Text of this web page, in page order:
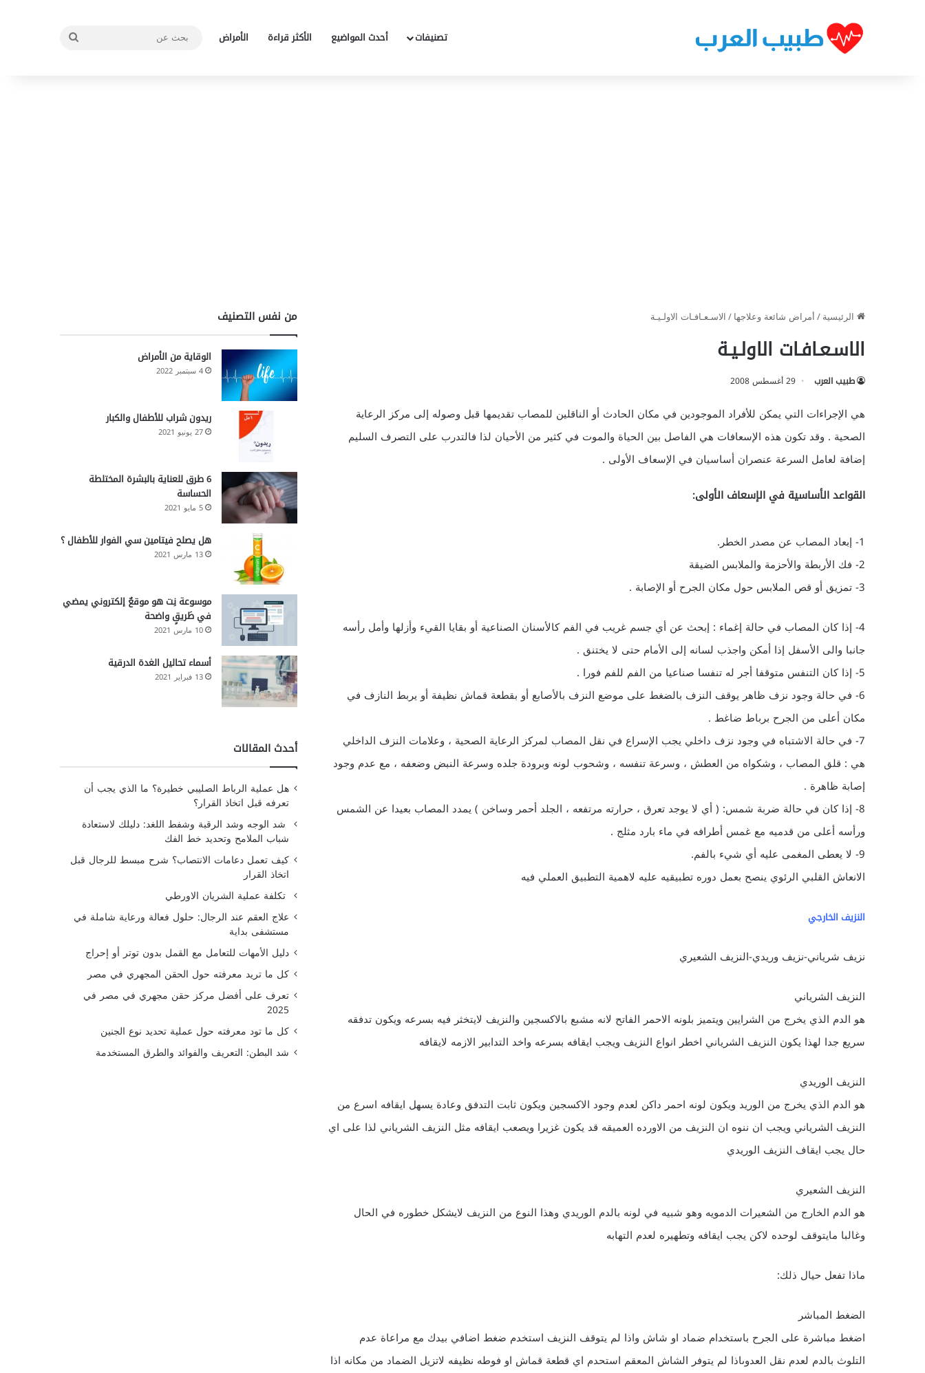
تصنيفات أحدث المواضيع الأكثر قراءة الأمراض
الرئيسية/أمراض شائعة وعلاجها/الاسـعـافـات الاولـيـة
الاسـعـافـات الاولـيـة
طبيب العرب 29 أغسطس 2008
هي الإجراءات التي يمكن للأفراد الموجودين في مكان الحادث أو الناقلين للمصاب تقديمها قبل وصوله إلى مركز الرعاية
الصحية . وقد تكون هذه الإسعافات هي الفاصل بين الحياة والموت في كثير من الأحيان لذا فالتدرب على التصرف السليم
إضافة لعامل السرعة عنصران أساسيان في الإسعاف الأولى .
القواعد الأساسية في الإسعاف الأولى:
1- إبعاد المصاب عن مصدر الخطر.
2- فك الأربطة والأحزمة والملابس الضيقة
3- تمزيق أو قص الملابس حول مكان الجرح أو الإصابة .
4- إذا كان المصاب في حالة إغماء : إبحث عن أي جسم غريب في الفم كالأسنان الصناعية أو بقايا القيء وأزلها وأمل رأسه
جانبا والى الأسفل إذا أمكن واجذب لسانه إلى الأمام حتى لا يختنق .
5- إذا كان التنفس متوقفا أجر له تنفسا صناعيا من الفم للفم فورا .
6- في حالة وجود نزف ظاهر يوقف النزف بالضغط على موضع النزف بالأصابع أو بقطعة قماش نظيفة أو يربط النازف في
مكان أعلى من الجرح برباط ضاغط .
7- في حالة الاشتباه في وجود نزف داخلي يجب الإسراع في نقل المصاب لمركز الرعاية الصحية ، وعلامات النزف الداخلي
هي : قلق المصاب ، وشكواه من العطش ، وسرعة تنفسه ، وشحوب لونه وبرودة جلده وسرعة النبض وضعفه ، مع عدم وجود
إصابة ظاهرة .
8- إذا كان في حالة ضربة شمس: ( أي لا يوجد تعرق ، حرارته مرتفعه ، الجلد أحمر وساخن ) يمدد المصاب بعيدا عن الشمس
ورأسه أعلى من قدميه مع غمس أطرافه في ماء بارد مثلج .
9- لا يعطى المغمى عليه أي شيء بالفم.
الانعاش القلبي الرئوي ينصح بعمل دوره تطبيقيه عليه لاهمية التطبيق العملي فيه
النزيف الخارجي
نزيف شرياني-نزيف وريدي-النزيف الشعيري
النزيف الشرياني
هو الدم الذي يخرج من الشرايين ويتميز بلونه الاحمر الفاتح لانه مشبع بالاكسجين والنزيف لايتخثر فيه بسرعه ويكون تدفقه
سريع جدا لهذا يكون النزيف الشرياني اخطر انواع النزيف ويجب ايقافه بسرعه واخد التدابير الازمه لايقافه
النزيف الوريدي
هو الدم الذي يخرج من الوريد ويكون لونه احمر داكن لعدم وجود الاكسجين ويكون ثابت التدفق وعادة يسهل ايقافه اسرع من
النزيف الشرياني ويجب ان ننوه ان النزيف من الاورده العميقه قد يكون غزيرا ويصعب ايقافه مثل النزيف الشرياني لذا على اي
حال يجب ايقاف النزيف الوريدي
النزيف الشعيري
هو الدم الخارج من الشعيرات الدمويه وهو شبيه في لونه بالدم الوريدي وهذا النوع من النزيف لايشكل خطوره في الحال
وغالبا مايتوقف لوحده لاكن يجب ايقافه وتطهيره لعدم التهابه
ماذا تفعل حيال ذلك:
الضغط المباشر
اضغط مباشرة على الجرح باستخدام ضماد او شاش واذا لم يتوقف النزيف استخدم ضغط اضافي بيدك مع مراعاة عدم
التلوث بالدم لعدم نقل العدوىاذا لم يتوفر الشاش المعقم استحدم اي قطعة قماش او فوطه نظيفه لاتزيل الضماد من مكانه اذا
من نفس التصنيف
الوقاية من الأمراض
4 سبتمبر 2022
ريدون شراب للأطفال والكبار
27 يونيو 2021
6 طرق للعناية بالبشرة المختلطة
الحساسة
5 مايو 2021
هل يصلح فيتامين سي الفوار للأطفال ؟
13 مارس 2021
موسوعة نِت هو موقعٌ إلكتروني يمضي
في طَريقٍ واضحة
10 مارس 2021
أسماء تحاليل الغدة الدرقية
13 فبراير 2021
أحدث المقالات
هل عملية الرباط الصليبي خطيرة؟ ما الذي يجب أن
تعرفه قبل اتخاذ القرار؟
شد الوجه وشد الرقبة وشفط اللغد: دليلك لاستعادة
شباب الملامح وتحديد خط الفك
كيف تعمل دعامات الانتصاب؟ شرح مبسط للرجال قبل
اتخاذ القرار
تكلفة عملية الشريان الاورطي
علاج العقم عند الرجال: حلول فعالة ورعاية شاملة في
مستشفى بداية
دليل الأمهات للتعامل مع القمل بدون توتر أو إحراج
كل ما تريد معرفته حول الحقن المجهري في مصر
تعرف على أفضل مركز حقن مجهري في مصر في
2025
كل ما تود معرفته حول عملية تحديد نوع الجنين
شد البطن: التعريف والفوائد والطرق المستخدمة